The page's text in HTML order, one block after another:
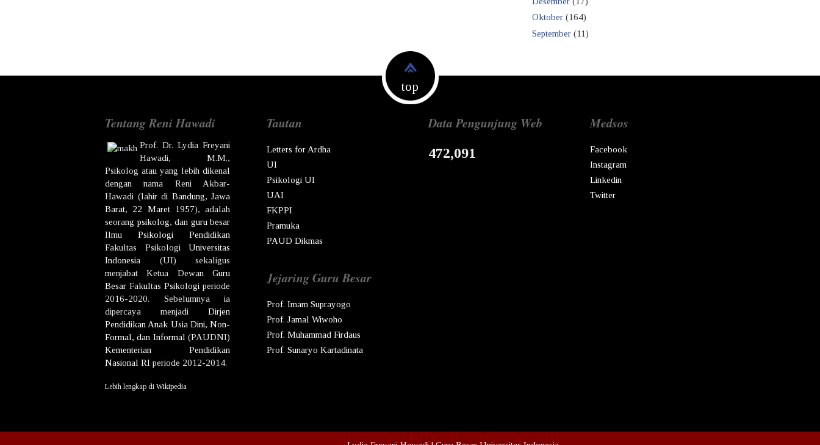
Oktober (164)
September (11)
top
Tentang Reni Hawadi
Prof. Dr. Lydia Freyani
Hawadi, M.M.,
Psikolog atau yang lebih dikenal
dengan nama Reni Akbar-
Hawadi (lahir di Bandung, Jawa
Barat, 22 Maret 1957), adalah
seorang psikolog, dan guru besar
Ilmu Psikologi
Pendidikan
Fakultas Psikologi Universitas
Indonesia (UI) sekaligus
menjabat Ketua Dewan Guru
Besar Fakultas Psikologi periode
2016-2020. Sebelumnya ia
dipercaya menjadi Dirjen
Pendidikan Anak Usia Dini, Non-
Formal, dan Informal (PAUDNI)
Kementerian Pendidikan
Nasional RI periode 2012-2014.
Lebih lengkap di Wikipedia
Tautan
Letters for Ardha
UI
Psikologi UI
UAI
FKPPI
Pramuka
PAUD Dikmas
Jejaring Guru Besar
Prof. Imam Suprayogo
Prof. Jamal Wiwoho
Prof. Muhammad Firdaus
Prof. Sunaryo Kartadinata
Data Pengunjung Web
472,091
Medsos
Facebook
Instagram
Linkedin
Twitter